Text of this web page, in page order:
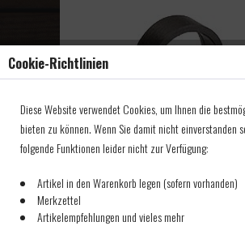
Cookie-Richtlinien
Diese Website verwendet Cookies, um Ihnen die
bieten zu können. Wenn Sie damit nicht einverstanden
folgende Funktionen leider nicht zur Verfügung:
Artikel in den Warenkorb legen (sofern vorhanden)
Merkzettel
Artikelempfehlungen und vieles mehr